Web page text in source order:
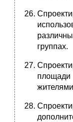
группах.